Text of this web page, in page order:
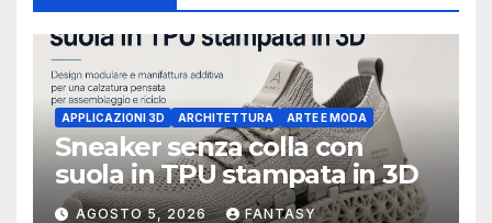
APPLICAZIONI 3D ARCHITETTURA ARTE E MODA
Sneaker senza colla con
suola in TPU stampata in 3D
AGOSTO 5, 2026 FANTASY